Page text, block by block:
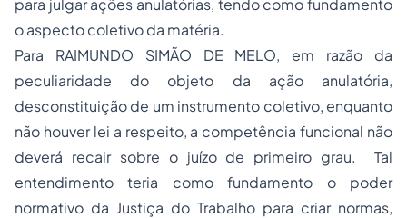
para julgar ações anulatórias, tendo como fundamento
o aspecto coletivo da matéria.
Para RAIMUNDO SIMÃO DE MELO, em razão da
peculiaridade do objeto da ação anulatória,
desconstituição de um instrumento coletivo, enquanto
não houver lei a respeito, a competência funcional não
deverá recair sobre o juízo de primeiro grau. Tal
entendimento teria como fundamento o poder
normativo da Justiça do Trabalho para criar normas,